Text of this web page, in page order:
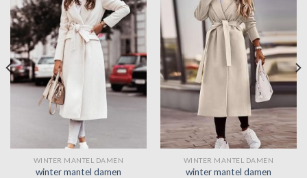
WINTER MANTEL DAMEN
winter mantel damen
WINTER MANTEL DAMEN
winter mantel damen